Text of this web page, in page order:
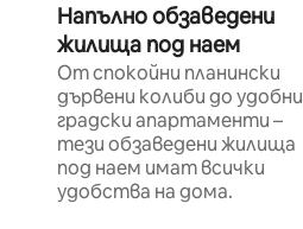
Напълно обзаведени
жилища под наем
От спокойни планински
дървени колиби до удобни
градски апартаменти –
тези обзаведени жилища
под наем имат всички
удобства на дома.